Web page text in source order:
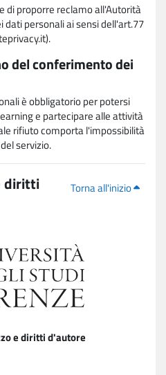
di proporre reclamo all'Autorità
dati personali ai sensi dell'art.77
del conferimento dei
è obbligatorio per potersi
e partecipare alle attività
rifiuto comporta l'impossibilità
servizio.
Torna all'inizio
diritti
e diritti d'autore